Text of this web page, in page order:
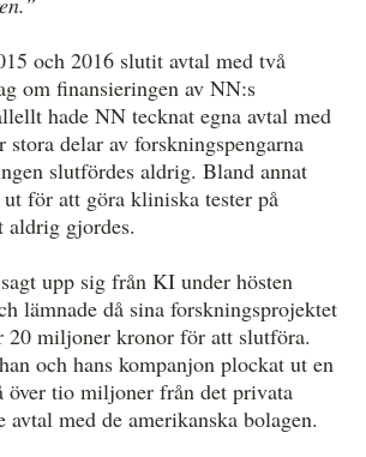
och 2016 slutit avtal med två
om finansieringen av NN:s
hade NN tecknat egna avtal med
stora delar av forskningspengarna
slutfördes aldrig. Bland annat
ut för att göra kliniska tester på
aldrig gjordes.
upp sig från KI under hösten
lämnade då sina forskningsprojektet
20 miljoner kronor för att slutföra.
och hans kompanjon plockat ut en
över tio miljoner från det privata
avtal med de amerikanska bolagen.